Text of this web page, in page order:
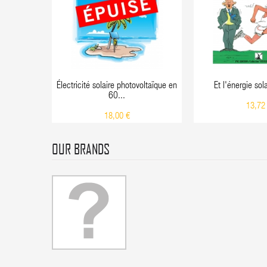
Électricité solaire photovoltaïque en
60...
18,00 €
Et l'énergie
13,72
OUR BRANDS